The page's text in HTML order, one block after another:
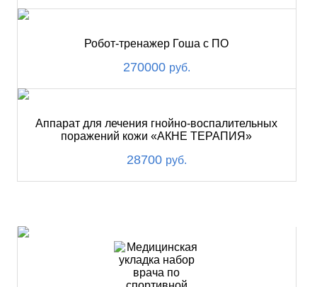
Робот-тренажер Гоша с ПО
270000 руб.
Аппарат для лечения гнойно-воспалительных
поражений кожи «АКНЕ ТЕРАПИЯ»
28700 руб.